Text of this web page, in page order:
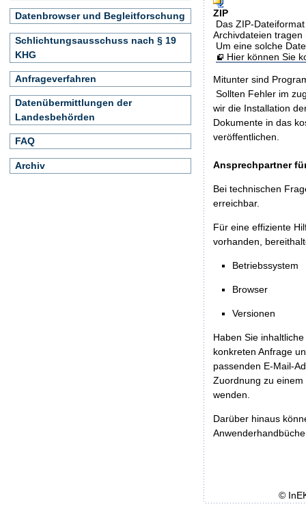
ZIP
Das ZIP-
Archivdateien
Um eine solche
Hier können Sie
Mitunter sind
Sollten Fehler im
wir die Installation
Dokumente in das
veröffentlichen.
Ansprechpartner
Bei technischen
erreichbar.
Für eine effiziente
vorhanden,
Betriebssystem
Browser
Versionen
Haben Sie
konkreten Anfrage
passenden E-Mail-
Zuordnung zu
wenden.
Darüber hinaus
Datenbrowser und Begleitforschung
Schlichtungsausschuss nach § 19
KHG
Anfrageverfahren
Datenübermittlungen der
Landesbehörden
FAQ
Archiv
©